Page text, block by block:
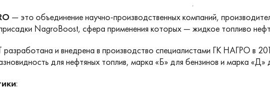
— это объединение научно-производственных компаний,
NagroBoost, сфера применения которых — жидкое топливо
и внедрена в производство специалистами ГК НАГРО в
для нефтяных топлив, марка «Б» для бензинов и марка «Д»
: